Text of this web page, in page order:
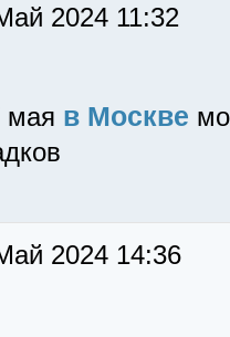
2024 11:32
мая в Москве
2024 14:36